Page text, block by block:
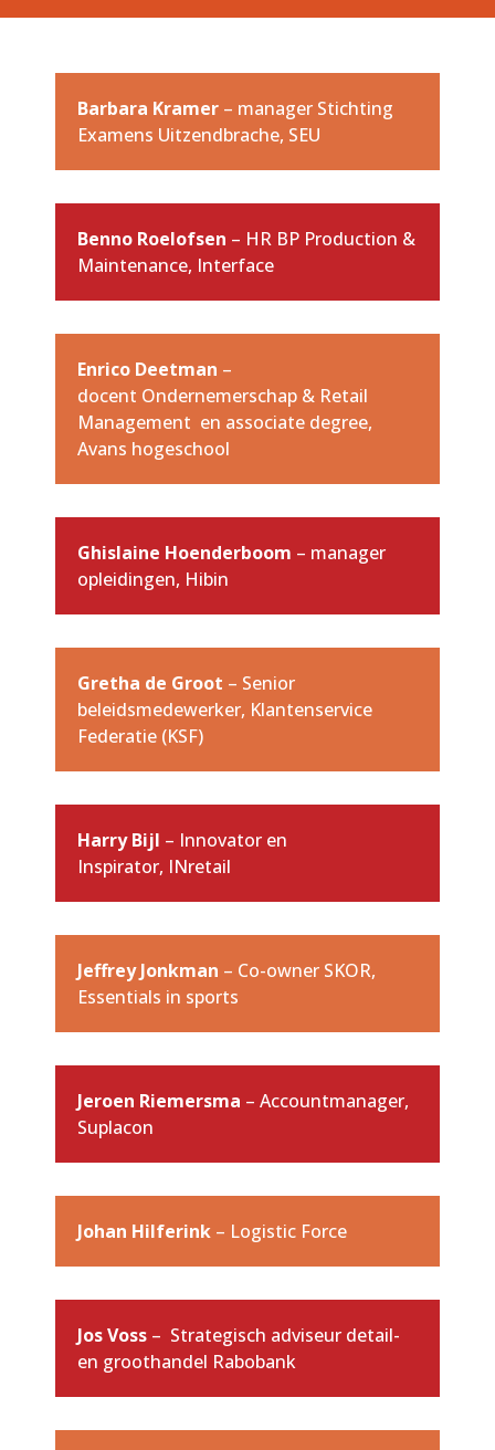
Barbara Kramer – manager Stichting
Examens Uitzendbrache, SEU
Benno Roelofsen – HR BP Production &
Maintenance, Interface
Enrico Deetman –
docent Ondernemerschap & Retail
Management en associate degree,
Avans hogeschool
Ghislaine Hoenderboom – manager
opleidingen, Hibin
Gretha de Groot – Senior
beleidsmedewerker, Klantenservice
Federatie (KSF)
Harry Bijl – Innovator en
Inspirator, INretail
Jeffrey Jonkman – Co-owner SKOR,
Essentials in sports
Jeroen Riemersma – Accountmanager,
Suplacon
Johan Hilferink – Logistic Force
Jos Voss – Strategisch adviseur detail-
en groothandel Rabobank